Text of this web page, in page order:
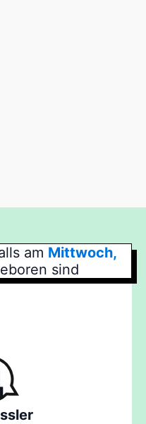
am Mittwoch,
sind